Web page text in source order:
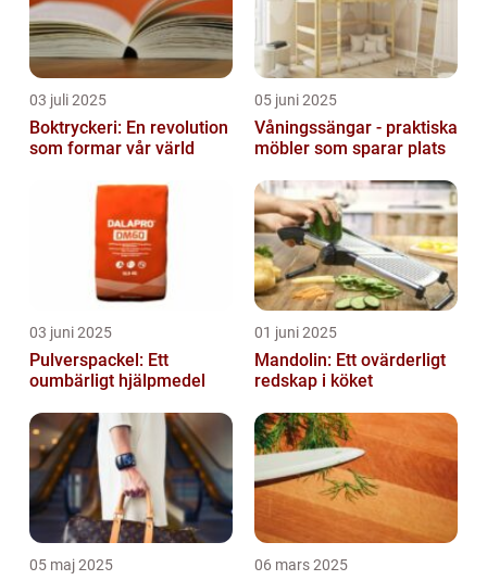
03 juli 2025
Boktryckeri: En revolution
som formar vår värld
05 juni 2025
Våningssängar - praktiska
möbler som sparar plats
03 juni 2025
Pulverspackel: Ett
oumbärligt hjälpmedel
01 juni 2025
Mandolin: Ett ovärderligt
redskap i köket
05 maj 2025 06 mars 2025